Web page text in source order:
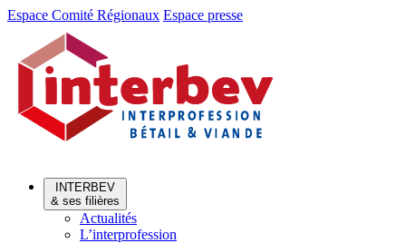
Aller
Aller
contenu
Espace Comité Régionaux Espace presse
INTERBEV
& ses filières
Actualités
L’interprofession